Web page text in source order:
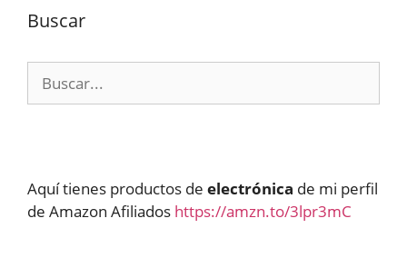
Buscar
Aquí tienes productos de electrónica de mi perfil
de Amazon Afiliados https://amzn.to/3lpr3mC